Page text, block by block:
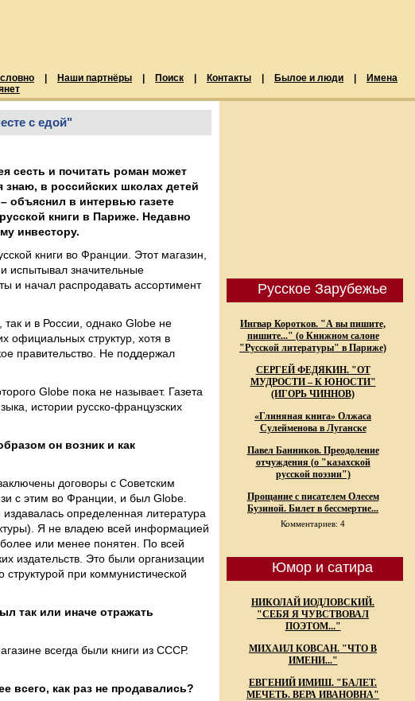
Наши партнёры Поиск Контакты Былое и люди
Имена
с едой"
сесть и почитать роман может
знаю, в российских школах детей
объяснил в интервью газете
книги в Париже. Недавно
инвестору.
книги во Франции. Этот магазин,
испытывал значительные
и начал распродавать ассортимент
и в России, однако Globe не
официальных структур, хотя в
правительство. Не поддержал
Globe пока не называет. Газета
истории русско-французских
он возник и как
договоры с Советским
с этим во Франции, и был Globe.
определенная литература
Я не владею всей информацией
или менее понятен. По всей
издательств. Это были организации
при коммунистической
так или иначе отражать
всегда были книги из СССР.
всего, как раз не продавались?
Русское Зарубежье
Ингвар Коротков. "А вы пишите,
пишите..." (о Книжном салоне
"Русской литературы" в Париже)
СЕРГЕЙ ФЕДЯКИН. "ОТ
МУДРОСТИ – К ЮНОСТИ"
(ИГОРЬ ЧИННОВ)
«Глиняная книга» Олжаса
Сулейменова в Луганске
Павел Банников. Преодоление
отчуждения (о "казахской
русской поэзии")
Прощание с писателем Олесем
Бузиной. Билет в бессмертие...
Комментариев: 4
Юмор и сатира
НИКОЛАЙ ИОДЛОВСКИЙ.
"СЕБЯ Я ЧУВСТВОВАЛ
ПОЭТОМ..."
МИХАИЛ КОВСАН. "ЧТО В
ИМЕНИ..."
ЕВГЕНИЙ ИМИШ. "БАЛЕТ.
МЕЧЕТЬ. ВЕРА ИВАНОВНА"